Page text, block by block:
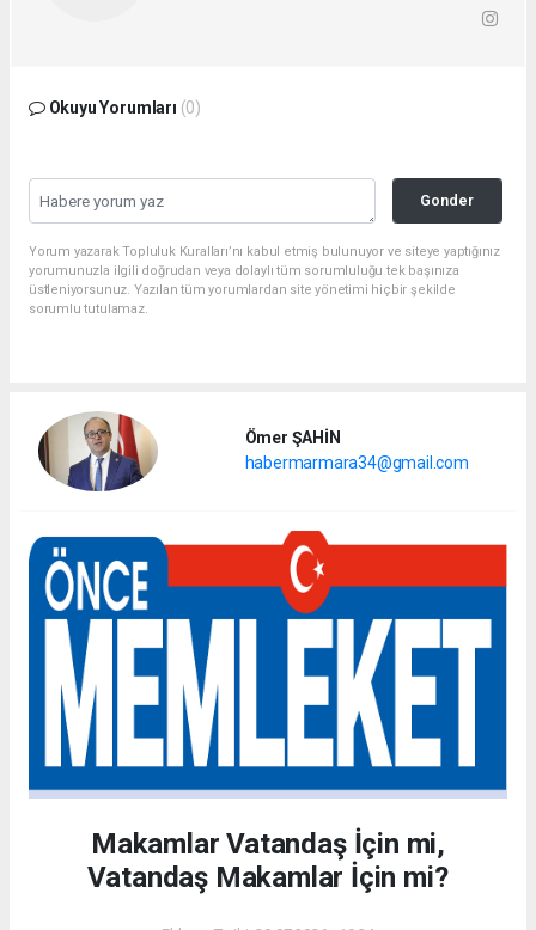
Okuyu Yorumları (0)
Gonder
Yorum yazarak Topluluk Kuralları’nı kabul etmiş bulunuyor ve siteye yaptığınız
yorumunuzla ilgili doğrudan veya dolaylı tüm sorumluluğu tek başınıza
üstleniyorsunuz. Yazılan tüm yorumlardan site yönetimi hiçbir şekilde
sorumlu tutulamaz.
Ömer ŞAHİN
habermarmara34@gmail.com
Makamlar Vatandaş İçin mi,
Vatandaş Makamlar İçin mi?